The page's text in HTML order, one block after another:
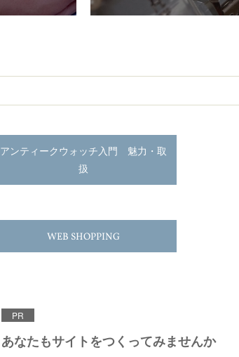
アンティークウォッチ入門 魅力・取
扱
WEB SHOPPING
PR
あなたもサイトをつくってみませんか